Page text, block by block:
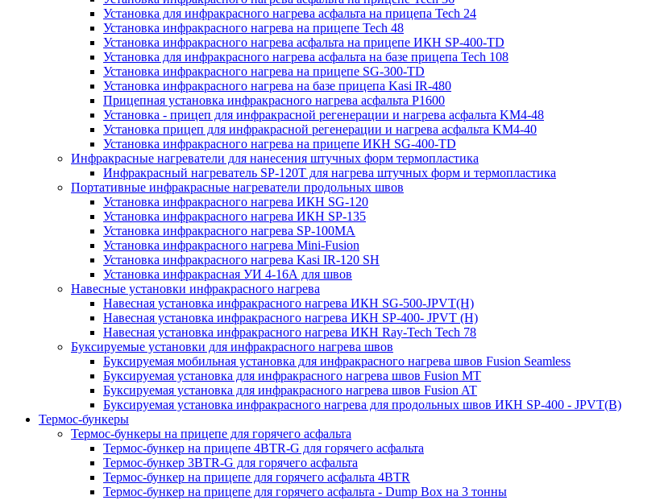
Установка для инфракрасного нагрева асфальта на прицепа Tech 24
Установка инфракрасного нагрева на прицепе Tech 48
Установка инфракрасного нагрева асфальта на прицепе ИКН SP-400-TD
Установка для инфракрасного нагрева асфальта на базе прицепа Tech 108
Установка инфракрасного нагрева на прицепе SG-300-TD
Установка инфракрасного нагрева на базе прицепа Kasi IR-480
Прицепная установка инфракрасного нагрева асфальта P1600
Установка - прицеп для инфракрасной регенерации и нагрева асфальта KM4-48
Установка прицеп для инфракрасной регенерации и нагрева асфальта KM4-40
Установка инфракрасного нагрева на прицепе ИКН SG-400-TD
Инфракрасные нагреватели для нанесения штучных форм термопластика
Инфракрасный нагреватель SP-120T для нагрева штучных форм и термопластика
Портативные инфракрасные нагреватели продольных швов
Установка инфракрасного нагрева ИКН SG-120
Установка инфракрасного нагрева ИКН SP-135
Установка инфракрасного нагрева SP-100МА
Установка инфракрасного нагрева Mini-Fusion
Установка инфракрасного нагрева Kasi IR-120 SH
Установка инфракрасная УИ 4-16А для швов
Навесные установки инфракрасного нагрева
Навесная установка инфракрасного нагрева ИКН SG-500-JPVT(H)
Навесная установка инфракрасного нагрева ИКН SP-400- JPVT (Н)
Навесная установка инфракрасного нагрева ИКН Ray-Tech Tech 78
Буксируемые установки для инфракрасного нагрева швов
Буксируемая мобильная установка для инфракрасного нагрева швов Fusion Seamless
Буксируемая установка для инфракрасного нагрева швов Fusion MT
Буксируемая установка для инфракрасного нагрева швов Fusion AT
Буксируемая установка инфракрасного нагрева для продольных швов ИКН SP-400 - JPVT(B)
Термос-бункеры
Термос-бункеры на прицепе для горячего асфальта
Термос-бункер на прицепе 4BTR-G для горячего асфальта
Термос-бункер 3BTR-G для горячего асфальта
Термос-бункер на прицепе для горячего асфальта 4BTR
Термос-бункер на прицепе для горячего асфальта - Dump Box на 3 тонны